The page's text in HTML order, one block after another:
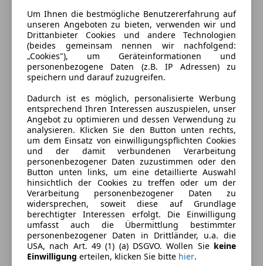
Zylinder
6
Leergewicht
1 460 kg
Energieverbrauch
Um Ihnen die bestmögliche Benutzererfahrung auf
unseren Angeboten zu bieten, verwenden wir und
Drittanbieter Cookies und andere Technologien
(beides gemeinsam nennen wir nachfolgend:
„Cookies"), um Geräteinformationen und
personenbezogene Daten (z.B. IP Adressen) zu
speichern und darauf zuzugreifen.
Dadurch ist es möglich, personalisierte Werbung
entsprechend Ihren Interessen auszuspielen, unser
Angebot zu optimieren und dessen Verwendung zu
analysieren. Klicken Sie den Button unten rechts,
um dem Einsatz von einwilligungspflichten Cookies
und der damit verbundenen Verarbeitung
personenbezogener Daten zuzustimmen oder den
Button unten links, um eine detaillierte Auswahl
hinsichtlich der Cookies zu treffen oder um der
Verarbeitung personenbezogener Daten zu
widersprechen, soweit diese auf Grundlage
berechtigter Interessen erfolgt. Die Einwilligung
umfasst auch die Übermittlung bestimmter
personenbezogener Daten in Drittländer, u.a. die
USA, nach Art. 49 (1) (a) DSGVO. Wollen Sie keine
Einwilligung erteilen, klicken Sie bitte hier.